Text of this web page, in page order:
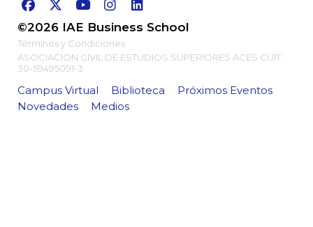
©2026 IAE Business School
Términos y Condiciones
ASOCIACION CIVIL DE ESTUDIOS SUPERIORES ACES CUIT:
30-59495091-3
Campus Virtual Biblioteca
Próximos Eventos
Novedades
Medios